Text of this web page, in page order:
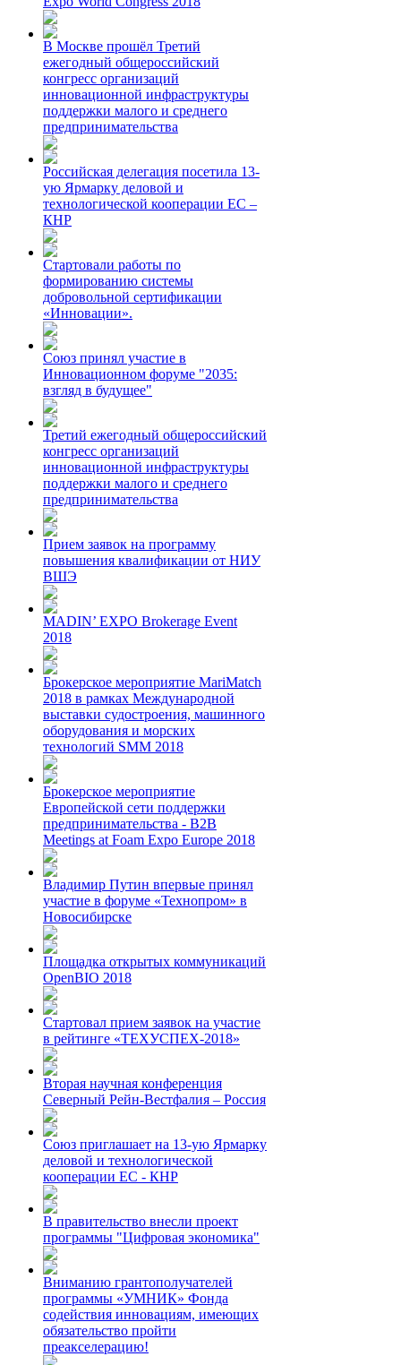
В Москве прошёл Третий
ежегодный общероссийский
конгресс организаций
инновационной инфраструктуры
поддержки малого и среднего
предпринимательства
Российская делегация посетила 13-
ую Ярмарку деловой и
технологической кооперации ЕС –
КНР
Стартовали работы по
формированию системы
добровольной сертификации
«Инновации».
Союз принял участие в
Инновационном форуме "2035:
взгляд в будущее"
Третий ежегодный общероссийский
конгресс организаций
инновационной инфраструктуры
поддержки малого и среднего
предпринимательства
Прием заявок на программу
повышения квалификации от НИУ
ВШЭ
MADIN’ EXPO Brokerage Event
2018
Брокерское мероприятие MariMatch
2018 в рамках Международной
выставки судостроения, машинного
оборудования и морских
технологий SMM 2018
Брокерское мероприятие
Европейской сети поддержки
предпринимательства - B2B
Meetings at Foam Expo Europe 2018
Владимир Путин впервые принял
участие в форуме «Технопром» в
Новосибирске
Площадка открытых коммуникаций
OpenBIO 2018
Стартовал прием заявок на участие
в рейтинге «ТЕХУСПЕХ-2018»
Вторая научная конференция
Северный Рейн-Вестфалия – Россия
Союз приглашает на 13-ую Ярмарку
деловой и технологической
кооперации ЕС - КНР
В правительство внесли проект
программы "Цифровая экономика"
Вниманию грантополучателей
программы «УМНИК» Фонда
содействия инновациям, имеющих
обязательство пройти
преакселерацию!